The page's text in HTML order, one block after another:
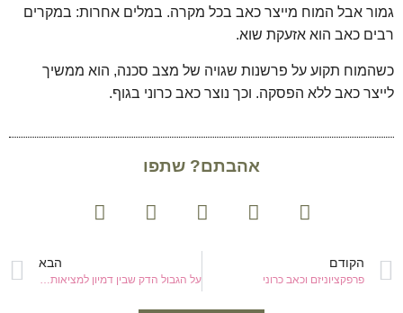
גמור אבל המוח מייצר כאב בכל מקרה. במלים אחרות: במקרים
רבים כאב הוא אזעקת שוא.
כשהמוח תקוע על פרשנות שגויה של מצב סכנה, הוא ממשיך
לייצר כאב ללא הפסקה. וכך נוצר כאב כרוני בגוף.
אהבתם? שתפו
הקודם
פרפקציוניזם וכאב כרוני
הבא
על הגבול הדק שבין דמיון למציאות של כאב